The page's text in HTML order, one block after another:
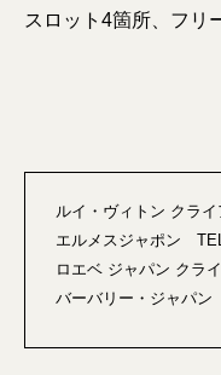
スロット4箇所、フリ
ルイ・ヴィトン クラ
エルメスジャポン
ロエベ ジャパン クラ
バーバリー・ジャパ